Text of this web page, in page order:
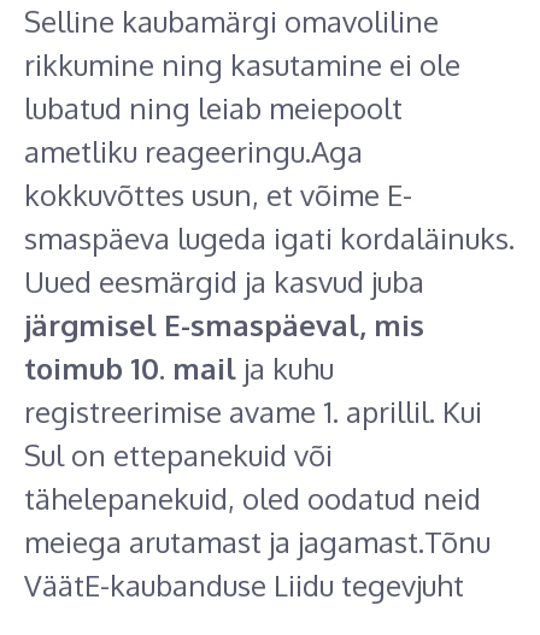
Selline kaubamärgi omavoliline
rikkumine ning kasutamine ei ole
lubatud ning leiab meiepoolt
ametliku reageeringu.Aga
kokkuvõttes usun, et võime E-
smaspäeva lugeda igati kordaläinuks.
Uued eesmärgid ja kasvud juba
järgmisel E-smaspäeval, mis
toimub 10. mail ja kuhu
registreerimise avame 1. aprillil. Kui
Sul on ettepanekuid või
tähelepanekuid, oled oodatud neid
meiega arutamast ja jagamast.Tõnu
VäätE-kaubanduse Liidu tegevjuht